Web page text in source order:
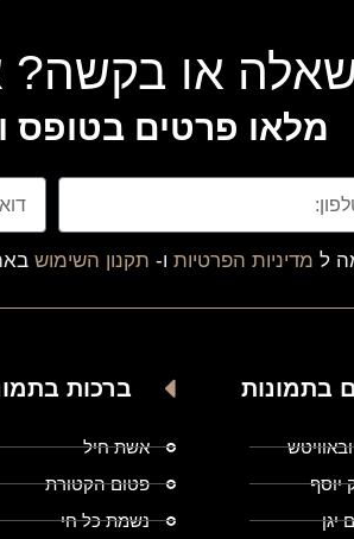
או בקשה?
מלאו פרטים בטופס
ל מדיניות הפרטיות ו- תקנון השימוש
בתמונות
יוסף
יגן
ברכות
אשת חיל
פטום הקטורת
נשמת כל חי